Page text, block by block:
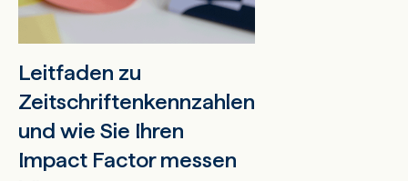
Leitfaden zu
Zeitschriftenkennzahlen
und wie Sie Ihren
Impact Factor messen